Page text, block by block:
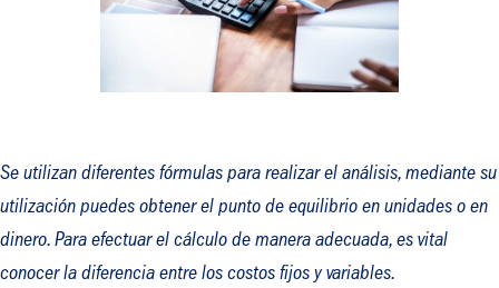
Se utilizan diferentes fórmulas para realizar el análisis, mediante su
utilización puedes obtener el punto de equilibrio en unidades o en
dinero. Para efectuar el cálculo de manera adecuada, es vital
conocer la diferencia entre los costos fijos y variables.